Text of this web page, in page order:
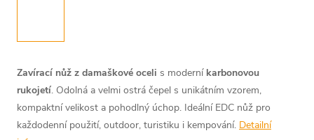
Zavírací nůž z damaškové oceli s moderní karbonovou
rukojetí. Odolná a velmi ostrá čepel s unikátním vzorem,
kompaktní velikost a pohodlný úchop. Ideální EDC nůž pro
každodenní použití, outdoor, turistiku i kempování. Detailní